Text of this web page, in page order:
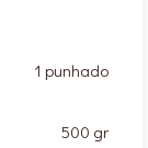
1 punhado
500 gr